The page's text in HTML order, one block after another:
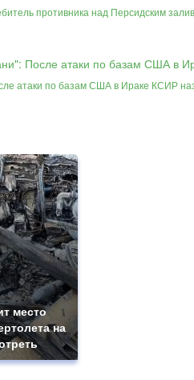
противника над Персидским
атаки по базам США в Ираке КСИР
место
на